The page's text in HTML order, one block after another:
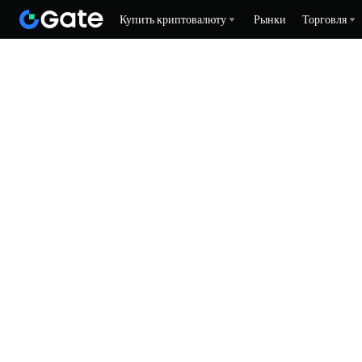
Купить криптовалюту Рынки Торговля